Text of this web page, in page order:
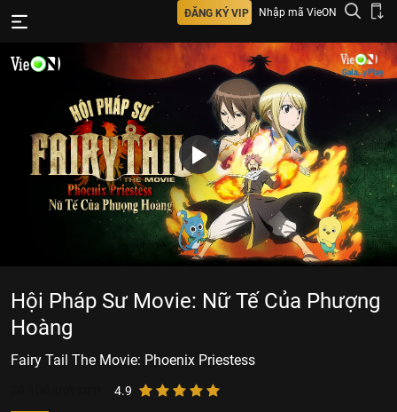
ĐĂNG KÝ VIP Nhập mã VieON
Hội Pháp Sư Movie: Nữ Tế Của Phượng
Hoàng
Fairy Tail The Movie: Phoenix Priestess
4.9